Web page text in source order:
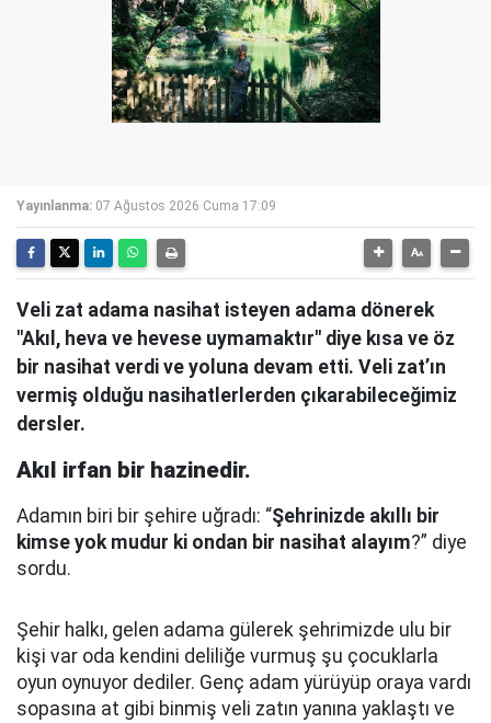
Yayınlanma: 07 Ağustos 2026 Cuma 17:09
Veli zat adama nasihat isteyen adama dönerek
"Akıl, heva ve hevese uymamaktır" diye kısa ve öz
bir nasihat verdi ve yoluna devam etti. Veli zat’ın
vermiş olduğu nasihatlerlerden çıkarabileceğimiz
dersler.
Akıl irfan bir hazinedir.
Adamın biri bir şehire uğradı: “Şehrinizde akıllı bir
kimse yok mudur ki ondan bir nasihat alayım?” diye
sordu.
Şehir halkı, gelen adama gülerek şehrimizde ulu bir
kişi var oda kendini deliliğe vurmuş şu çocuklarla
oyun oynuyor dediler. Genç adam yürüyüp oraya vardı
sopasına at gibi binmiş veli zatın yanına yaklaştı ve